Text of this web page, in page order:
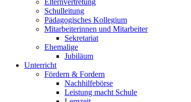
Elternvertretung
Schulleitung
Pädagogisches Kollegium
Mitarbeiterinnen und Mitarbeiter
Sekretariat
Ehemalige
Jubiläum
Unterricht
Fördern & Fordern
Nachhilfebörse
Leistung macht Schule